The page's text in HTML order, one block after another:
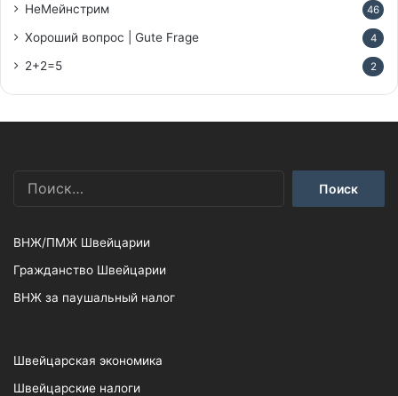
НеМейнстрим 46
Хороший вопрос | Gute Frage 4
2+2=5 2
ВНЖ/ПМЖ Швейцарии
Гражданство Швейцарии
ВНЖ за паушальный налог
Швейцарская экономика
Швейцарские налоги